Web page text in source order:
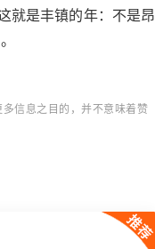
就是丰镇的年：不是昂
信息之目的，并不意味着赞